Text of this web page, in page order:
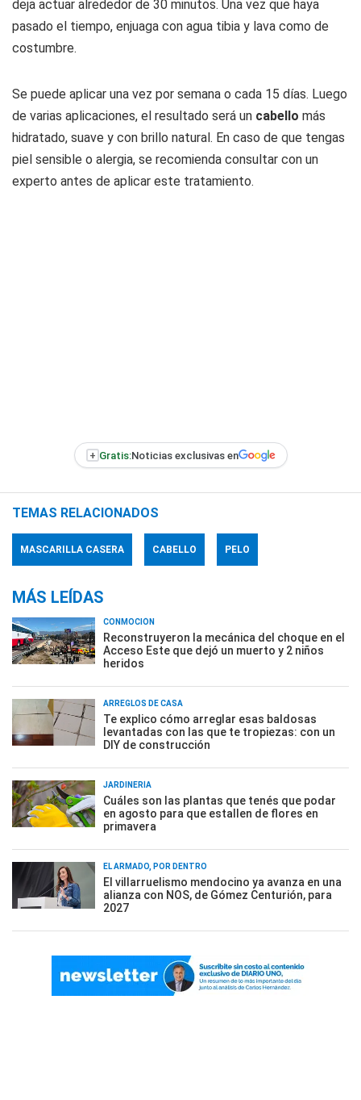
deja actuar alrededor de 30 minutos. Una vez que haya
pasado el tiempo, enjuaga con agua tibia y lava como de
costumbre.
Se puede aplicar una vez por semana o cada 15 días. Luego
de varias aplicaciones, el resultado será un cabello más
hidratado, suave y con brillo natural. En caso de que tengas
piel sensible o alergia, se recomienda consultar con un
experto antes de aplicar este tratamiento.
+ Gratis:Noticias exclusivas en
TEMAS RELACIONADOS
MASCARILLA CASERA CABELLO PELO
MÁS LEÍDAS
CONMOCIÓN
Reconstruyeron la mecánica del choque en el
Acceso Este que dejó un muerto y 2 niños
heridos
ARREGLOS DE CASA
Te explico cómo arreglar esas baldosas
levantadas con las que te tropiezas: con un
DIY de construcción
JARDINERÍA
Cuáles son las plantas que tenés que podar
en agosto para que estallen de flores en
primavera
EL ARMADO, POR DENTRO
El villarruelismo mendocino ya avanza en una
alianza con NOS, de Gómez Centurión, para
2027